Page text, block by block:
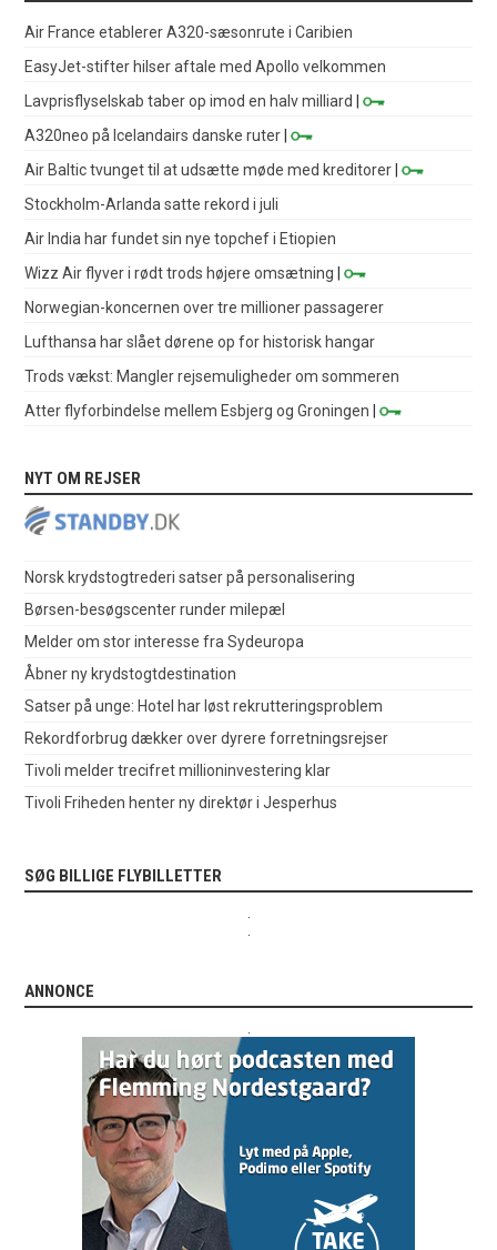
Air France etablerer A320-sæsonrute i Caribien
EasyJet-stifter hilser aftale med Apollo velkommen
Lavprisflyselskab taber op imod en halv milliard
|
A320neo på Icelandairs danske ruter |
Air Baltic tvunget til at udsætte møde med kreditorer |
Stockholm-Arlanda satte rekord i juli
Air India har fundet sin nye topchef i Etiopien
Wizz Air flyver i rødt trods højere omsætning |
Norwegian-koncernen over tre millioner passagerer
Lufthansa har slået dørene op for historisk hangar
Trods vækst: Mangler rejsemuligheder om sommeren
Atter flyforbindelse mellem Esbjerg og Groningen |
NYT OM REJSER
Norsk krydstogtrederi satser på personalisering
Børsen-besøgscenter runder milepæl
Melder om stor interesse fra Sydeuropa
Åbner ny krydstogtdestination
Satser på unge: Hotel har løst rekrutteringsproblem
Rekordforbrug dækker over dyrere forretningsrejser
Tivoli melder trecifret millioninvestering klar
Tivoli Friheden henter ny direktør i Jesperhus
SØG BILLIGE FLYBILLETTER
ANNONCE